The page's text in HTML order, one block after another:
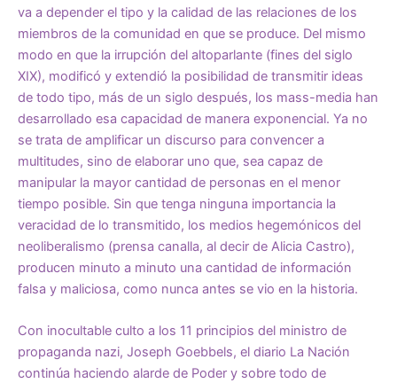
va a depender el tipo y la calidad de las relaciones de los
miembros de la comunidad en que se produce. Del mismo
modo en que la irrupción del altoparlante (fines del siglo
XIX), modificó y extendió la posibilidad de transmitir ideas
de todo tipo, más de un siglo después, los mass-media han
desarrollado esa capacidad de manera exponencial. Ya no
se trata de amplificar un discurso para convencer a
multitudes, sino de elaborar uno que, sea capaz de
manipular la mayor cantidad de personas en el menor
tiempo posible. Sin que tenga ninguna importancia la
veracidad de lo transmitido, los medios hegemónicos del
neoliberalismo (prensa canalla, al decir de Alicia Castro),
producen minuto a minuto una cantidad de información
falsa y maliciosa, como nunca antes se vio en la historia.
Con inocultable culto a los 11 principios del ministro de
propaganda nazi, Joseph Goebbels, el diario La Nación
continúa haciendo alarde de Poder y sobre todo de